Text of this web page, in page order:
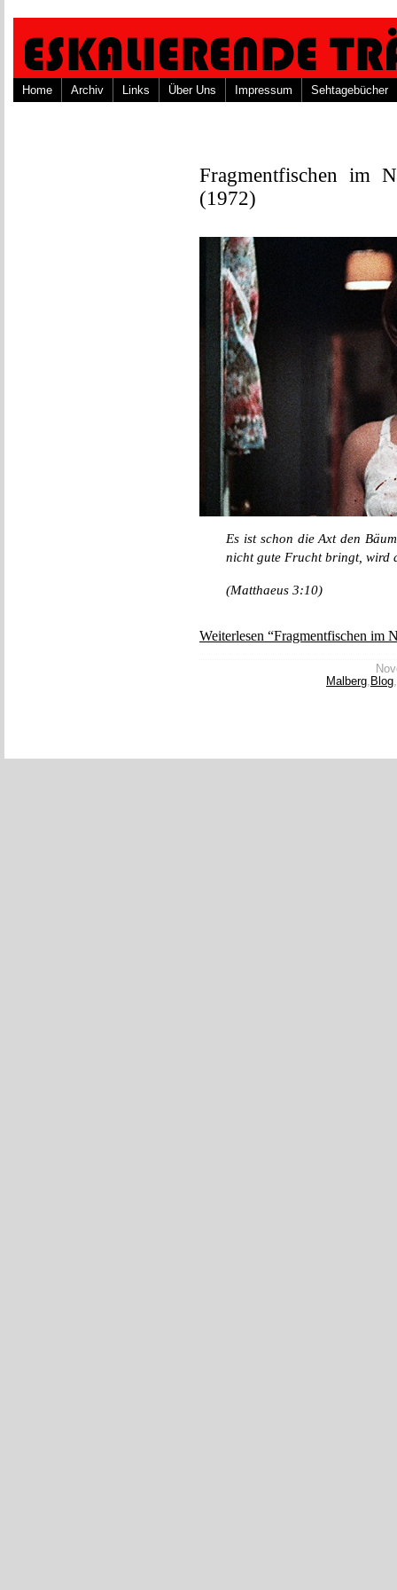
Home Archiv Links Über Uns Impressum Sehtagebücher
Fragmentfischen im
(1972)
Es ist schon die Axt den
nicht gute Frucht bringt, wird
(Matthaeus 3:10)
Weiterlesen “Fragmentfischen im
Malberg, Blog,